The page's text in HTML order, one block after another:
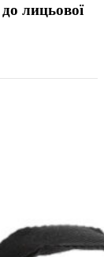
лицьової